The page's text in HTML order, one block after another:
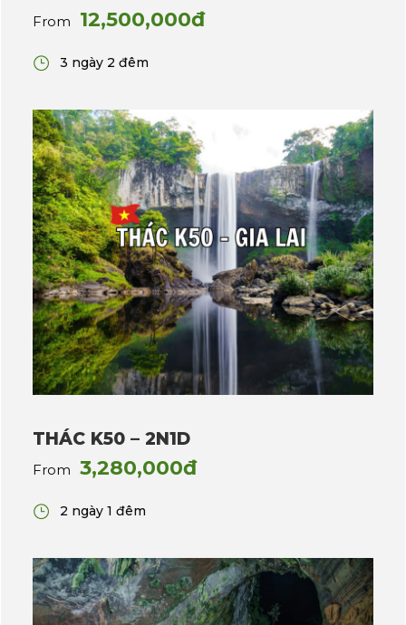
From 12,500,000đ
3 ngày 2 đêm
THÁC K50 – 2N1D
From 3,280,000đ
2 ngày 1 đêm